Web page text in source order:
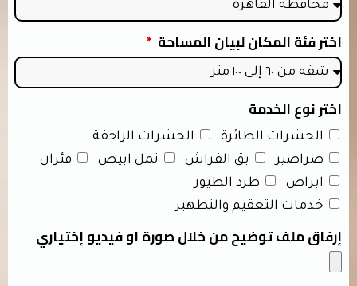
اختر فئة المكان لبيان المساحة
اختر نوع الخدمة
الحشرات الطائرة
الحشرات الزاحفة
صراصير
بق الفراش نمل ابيض
فئران
ابراص
طرد الطيور
خدمات التعقيم والتطهير
إرفاق ملف توضيح من خلال صورة او فيديو إختياري